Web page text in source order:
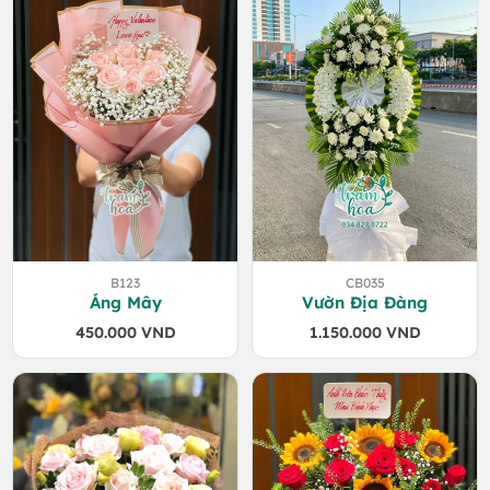
750.000 VND.
470.000 VND.
B123
Áng Mây
450.000 VND
CB035
Vườn Địa Đàng
1.150.000 VND